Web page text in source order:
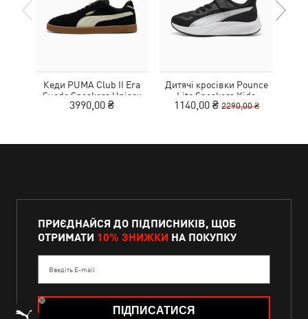
Кеди PUMA Club II Era
Suede Sneakers Unisex
3990,00 ₴
Дитячі кросівки Pounce
Lite Sneakers Kids
1140,00 ₴ 2290,00 ₴
ПРИЄДНАЙСЯ ДО ПІДПИСНИКІВ, ЩОБ
ОТРИМАТИ 10% ЗНИЖКИ НА ПОКУПКУ
Введіть E-mail
ПІДПИСАТИСЯ